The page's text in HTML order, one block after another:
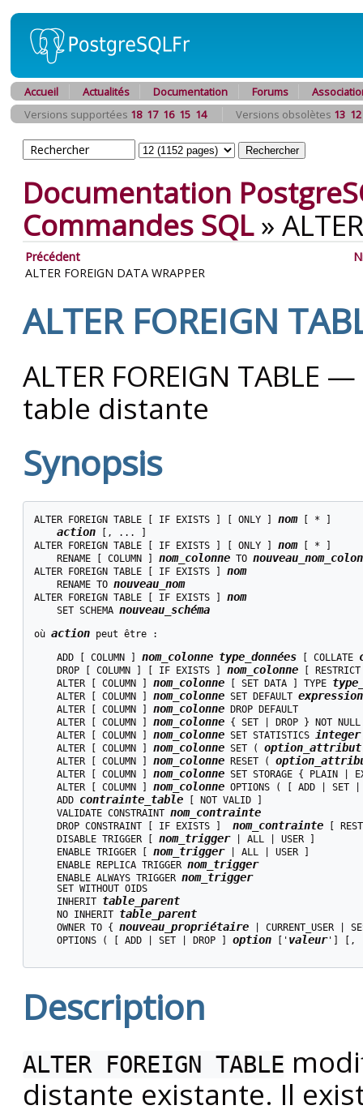
Accueil Actualités Documentation Forums
Versions supportées 18 17 16 15 14 Versions obsolètes 13 12
Documentation
Commandes SQL»
Précédent
ALTER FOREIGN DATA WRAPPER
ALTER FOREIGN
ALTER FOREIGN
table distante
Synopsis
ALTER FOREIGN TABLE [ IF EXISTS ] [ ONLY ] nom [ * ]
action [, ... ]
ALTER FOREIGN TABLE [ IF EXISTS ] [ ONLY ] nom [ * ]
    RENAME [ COLUMN ]
nom_colonne TO
ALTER FOREIGN TABLE [ IF EXISTS ] nom
    RENAME TO
nouveau_nom
ALTER FOREIGN TABLE [ IF EXISTS ] nom
    SET SCHEMA
nouveau_schéma
où action peut être :
    ADD [ COLUMN ]
nom_colonne type_données [ COLLATE
    DROP [ COLUMN ] [ IF EXISTS ]
nom_colonne [ RESTRICT
    ALTER [ COLUMN ]
nom_colonne [ SET DATA ] TYPE
    ALTER [ COLUMN ]
nom_colonne SET DEFAULT expression
    ALTER [ COLUMN ]
nom_colonne DROP DEFAULT
    ALTER [ COLUMN ]
nom_colonne { SET | DROP } NOT NULL
    ALTER [ COLUMN ]
nom_colonne SET STATISTICS integer
    ALTER [ COLUMN ]
nom_colonne SET ( option_attribut
    ALTER [ COLUMN ]
nom_colonne RESET (
    ALTER [ COLUMN ]
nom_colonne SET STORAGE { PLAIN |
    ALTER [ COLUMN ]
nom_colonne OPTIONS ( [ ADD | SET
    ADD
contrainte_table [ NOT VALID ]
    VALIDATE CONSTRAINT
nom_contrainte
    DROP CONSTRAINT [ IF EXISTS ]
nom_contrainte [
    DISABLE TRIGGER [
nom_trigger | ALL | USER ]
    ENABLE TRIGGER [
nom_trigger | ALL | USER ]
    ENABLE REPLICA TRIGGER
nom_trigger
    ENABLE ALWAYS TRIGGER
nom_trigger
    SET WITHOUT OIDS
    INHERIT
table_parent
    NO INHERIT
table_parent
    OWNER TO {
nouveau_propriétaire | CURRENT_USER |
    OPTIONS ( [ ADD | SET | DROP ]
option [' valeur'] [,
Description
ALTER FOREIGN TABLE
distante existante. Il